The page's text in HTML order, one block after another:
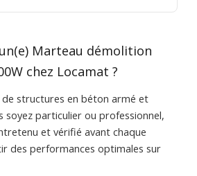
Marteau démolition
chez Locamat ?
structures en béton armé et
soyez particulier ou professionnel,
et vérifié avant chaque
des performances optimales sur